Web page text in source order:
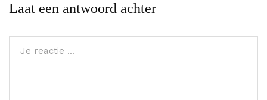
Laat een antwoord achter